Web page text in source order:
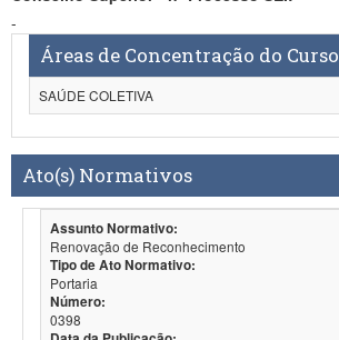
-
Áreas de Concentração do Curso
SAÚDE COLETIVA
Ato(s) Normativos
Assunto Normativo:
Renovação de Reconhecimento
Tipo de Ato Normativo:
Portaria
Número:
0398